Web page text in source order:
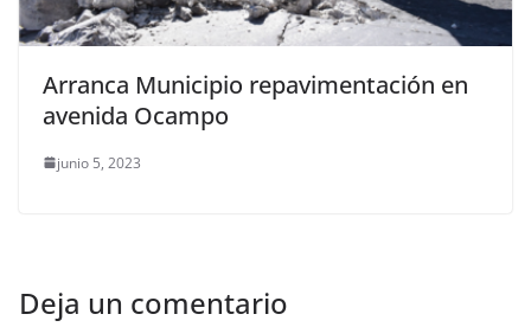
Arranca Municipio repavimentación en
avenida Ocampo
junio 5, 2023
Deja un comentario